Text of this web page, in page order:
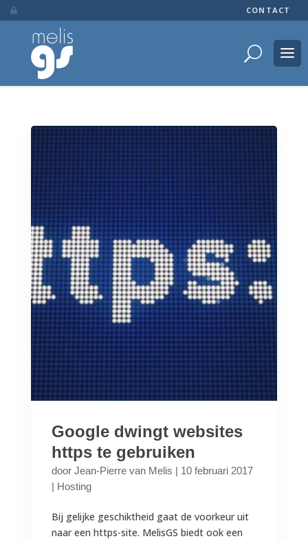
 CONTACT
Google dwingt websites
https te gebruiken
door Jean-Pierre van Melis | 10 februari 2017
| Hosting
Bij gelijke geschiktheid gaat de voorkeur uit
naar een https-site. MelisGS biedt ook een